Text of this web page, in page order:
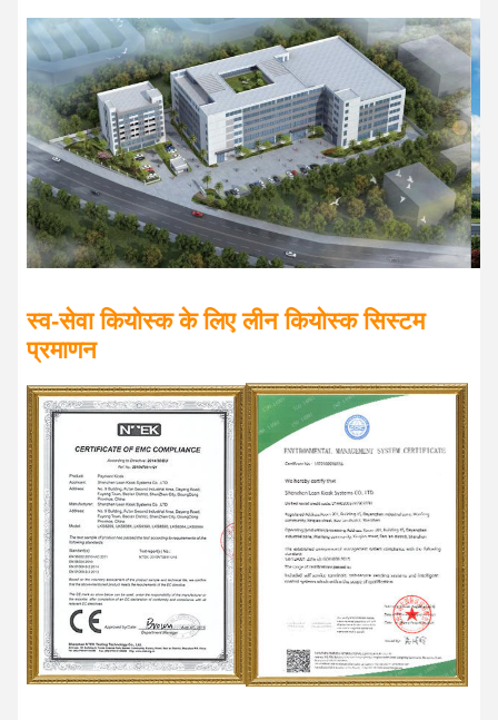
स्व-सेवा कियोस्क के लिए लीन कियोस्क सिस्टम
प्रमाणन